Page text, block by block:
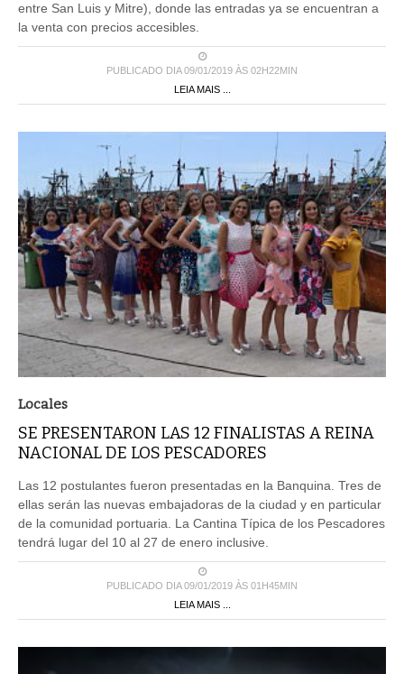
entre San Luis y Mitre), donde las entradas ya se encuentran a
la venta con precios accesibles.
PUBLICADO DIA 09/01/2019 ÀS 02H22MIN
LEIA MAIS ...
Locales
SE PRESENTARON LAS 12 FINALISTAS A REINA
NACIONAL DE LOS PESCADORES
Las 12 postulantes fueron presentadas en la Banquina. Tres de
ellas serán las nuevas embajadoras de la ciudad y en particular
de la comunidad portuaria. La Cantina Típica de los Pescadores
tendrá lugar del 10 al 27 de enero inclusive.
PUBLICADO DIA 09/01/2019 ÀS 01H45MIN
LEIA MAIS ...